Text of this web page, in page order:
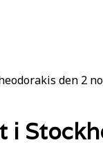
den 2
i